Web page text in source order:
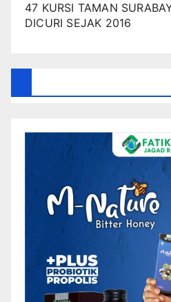
47 KURSI TAMAN
DICURI SEJAK 2016